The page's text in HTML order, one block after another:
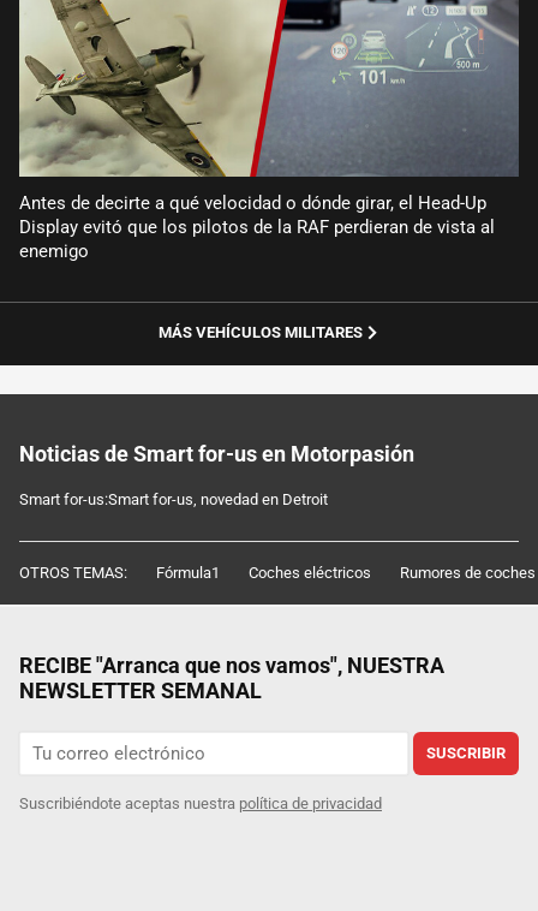
Antes de decirte a qué velocidad o dónde girar, el Head-Up
Display evitó que los pilotos de la RAF perdieran de vista al
enemigo
MÁS VEHÍCULOS MILITARES
Noticias de Smart for-us en Motorpasión
Smart for-us:Smart for-us, novedad en Detroit
OTROS TEMAS: Fórmula1 Coches eléctricos Rumores de coches
RECIBE "Arranca que nos vamos", NUESTRA
NEWSLETTER SEMANAL
SUSCRIBIR
Suscribiéndote aceptas nuestra política de privacidad